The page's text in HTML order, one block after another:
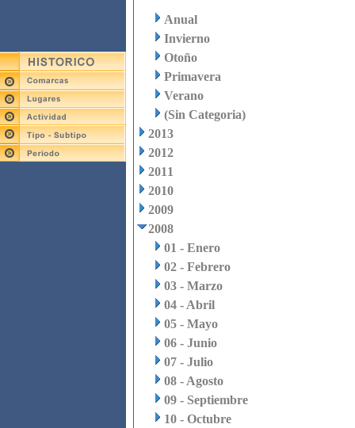
Anual
Invierno
Otoño
Primavera
Verano
(Sin Categoria)
2013
2012
2011
2010
2009
2008
01 - Enero
02 - Febrero
03 - Marzo
04 - Abril
05 - Mayo
06 - Junio
07 - Julio
08 - Agosto
09 - Septiembre
10 - Octubre